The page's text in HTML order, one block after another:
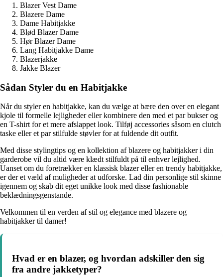
Blazer Vest Dame
Blazere Dame
Dame Habitjakke
Blød Blazer Dame
Hør Blazer Dame
Lang Habitjakke Dame
Blazerjakke
Jakke Blazer
Sådan Styler du en Habitjakke
Når du styler en habitjakke, kan du vælge at bære den over en elegant
kjole til formelle lejligheder eller kombinere den med et par bukser og
en T-shirt for et mere afslappet look. Tilføj accessories såsom en clutch
taske eller et par stilfulde støvler for at fuldende dit outfit.
Med disse stylingtips og en kollektion af blazere og habitjakker i din
garderobe vil du altid være klædt stilfuldt på til enhver lejlighed.
Uanset om du foretrækker en klassisk blazer eller en trendy habitjakke,
er der et væld af muligheder at udforske. Lad din personlige stil skinne
igennem og skab dit eget unikke look med disse fashionable
beklædningsgenstande.
Velkommen til en verden af stil og elegance med blazere og
habitjakker til damer!
Hvad er en blazer, og hvordan adskiller den sig
fra andre jakketyper?